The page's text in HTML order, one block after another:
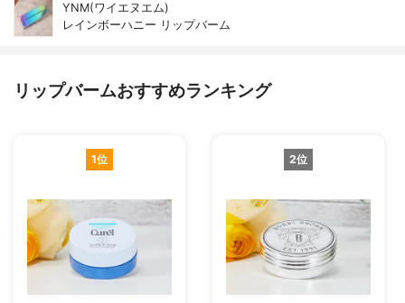
YNM(ワイエヌエム)
レインボーハニー リップバーム
リップバームおすすめランキング
1位 2位